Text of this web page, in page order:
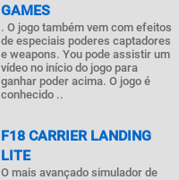
GAMES
. O jogo também vem com efeitos
de especiais poderes captadores
e weapons. You pode assistir um
vídeo no início do jogo para
ganhar poder acima. O jogo é
conhecido ..
F18 CARRIER LANDING
LITE
O mais avançado simulador de